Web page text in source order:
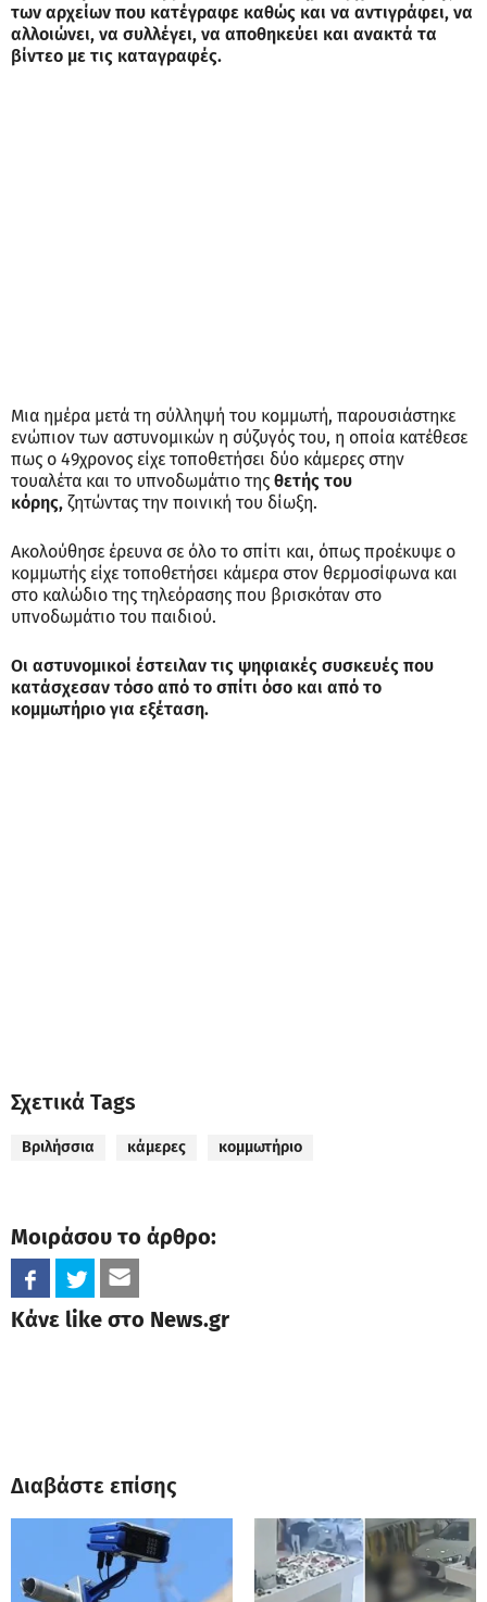
των αρχείων που κατέγραφε καθώς και να αντιγράφει, να
αλλοιώνει, να συλλέγει, να αποθηκεύει και ανακτά τα
βίντεο με τις καταγραφές.
Μια ημέρα μετά τη σύλληψή του κομμωτή, παρουσιάστηκε
ενώπιον των αστυνομικών η σύζυγός του, η οποία κατέθεσε
πως ο 49χρονος είχε τοποθετήσει δύο κάμερες στην
τουαλέτα και το υπνοδωμάτιο της θετής του
κόρης, ζητώντας την ποινική του δίωξη.
Ακολούθησε έρευνα σε όλο το σπίτι και, όπως προέκυψε ο
κομμωτής είχε τοποθετήσει κάμερα στον θερμοσίφωνα και
στο καλώδιο της τηλεόρασης που βρισκόταν στο
υπνοδωμάτιο του παιδιού.
Οι αστυνομικοί έστειλαν τις ψηφιακές συσκευές που
κατάσχεσαν τόσο από το σπίτι όσο και από το
κομμωτήριο για εξέταση.
Σχετικά Tags
Βριλήσσια κάμερες κομμωτήριο
Μοιράσου το άρθρο:
Κάνε like στο News.gr
Διαβάστε επίσης